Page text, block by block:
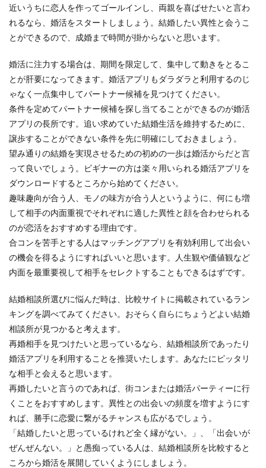
近いうちに恋人を作ってゴールインし、両親を喜ばせたいと言わ
れるなら、婚活をスタートしましょう。結婚したい異性と会うこ
とができるので、成婚まで時間が掛からないと思います。
婚活に注力する場合は、期間を限定して、集中して動きをとるこ
とが肝要になってきます。婚活アプリもダラダラと利用するのじ
ゃなく一点集中してパートナー候補を見つけてください。
条件を定めてパートナー候補を探し当てることができるのが婚活
アプリの長所です。追い求めていた結婚生活を維持するために、
譲歩することができない条件を先に明確にしておきましょう。
望み通りの結婚を実現させるための初めの一歩は婚活からだと言
って良いでしょう。ビギナーの方は楽々用いられる婚活アプリを
ダウンロードするところから始めてください。
趣味趣向が合う人、モノの味方が合う人というように、何にも増
して相手の内面重視でそれぞれに適した異性と顔を合わせられる
のが恋活をおすすめする理由です。
合コンを苦手とする人はマッチングアプリを有効利用して出会い
の機会を得るようにすればいいと思います。人生観や価値観など
内面を最重要視して相手をセレクトすることもできるはずです。
結婚相談所選びに悩んだ時は、比較サイトに掲載されているラン
キングを調べてみてください。おそらく自らにちょうどよい結婚
相談所が見つかると考えます。
再婚相手を見つけたいと思っているなら、結婚相談所であったり
婚活アプリを利用することを推奨いたします。あなたにピッタリ
な相手と会えると思います。
再婚したいと言うのであれば、街コンまたは婚活パーティーに行
くことをおすすめします。異性との出会いの頻度を増すようにす
れば、勝手に恋愛に繋がるチャンスも広がるでしょう。
「結婚したいと思っているけれど全く縁がない。」、「出会いが
ぜんぜんない。」と愚痴っている人は、結婚相談所を比較すると
ころから婚活を展開していくようにしましょう。